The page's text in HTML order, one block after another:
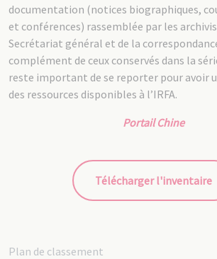
documentation (notices biographiques,
et conférences) rassemblée par les
Secrétariat général et de la
complément de ceux conservés dans la
reste important de se reporter pour avoir
des ressources disponibles à l’IRFA.
Portail Chine
Télécharger l'inventaire
Plan de classement